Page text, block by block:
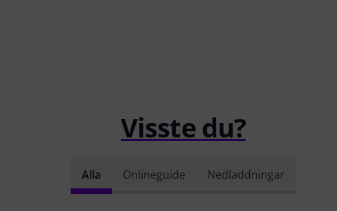
Visste du?
Alla Onlineguide Nedladdningar